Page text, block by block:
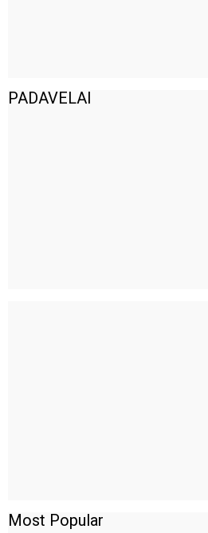
PADAVELAI
Most Popular